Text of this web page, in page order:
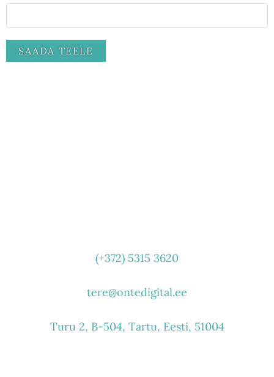
(+372) 5315 3620
tere@ontedigital.ee
Turu 2, B-504, Tartu, Eesti, 51004